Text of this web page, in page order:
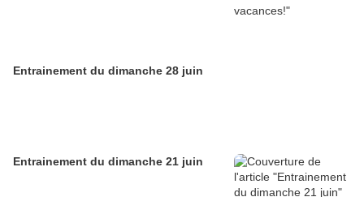
Entrainement du dimanche 28 juin
Entrainement du dimanche 21 juin